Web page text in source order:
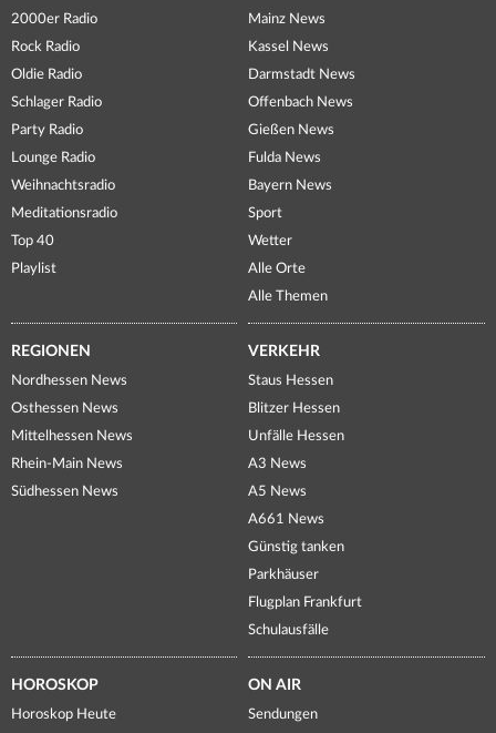
2000er Radio
Rock Radio
Oldie Radio
Schlager Radio
Party Radio
Lounge Radio
Weihnachtsradio
Meditationsradio
Top 40
Playlist
Mainz News
Kassel News
Darmstadt News
Offenbach News
Gießen News
Fulda News
Bayern News
Sport
Wetter
Alle Orte
Alle Themen
REGIONEN
Nordhessen News
Osthessen News
Mittelhessen News
Rhein-Main News
Südhessen News
VERKEHR
Staus Hessen
Blitzer Hessen
Unfälle Hessen
A3 News
A5 News
A661 News
Günstig tanken
Parkhäuser
Flugplan Frankfurt
Schulausfälle
HOROSKOP
Horoskop Heute
ON AIR
Sendungen